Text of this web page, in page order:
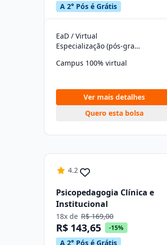
A 2° Pós é Grátis
EaD / Virtual
Especialização (pós-graduação)
Campus 100% virtual
Ver mais detalhes
Quero esta bolsa
4.2
Psicopedagogia Clínica e
Institucional
18x de R$ 169,00
R$ 143,65 -15%
A 2° Pós é Grátis